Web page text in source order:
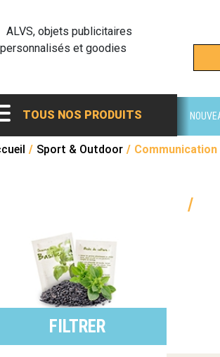
TOUS NOS PRODUITS
/ Sport & Outdoor /
/
FILTRER